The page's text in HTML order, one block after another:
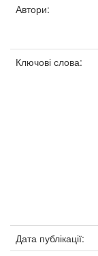
Автори:
Ключові слова:
Дата публікації: